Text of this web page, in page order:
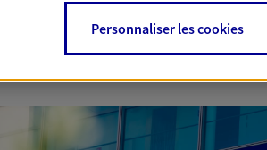
rencontrer
Personnaliser les cookies